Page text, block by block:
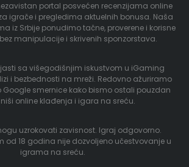
portal posvećen recenzijama online
igrače i pregledima aktuelnih bonusa. Naša
iz Srbije ponudimo tačne, proverene i korisne
manipulacije i skrivenih sponzorstava.
sa višegodišnjim iskustvom u iGaming
i bezbednosti na mreži. Redovno ažuriramo
smernice kako bismo ostali pouzdan
niši online klađenja i igara na sreću.
uzrokovati zavisnost. Igraj odgovorno.
od 18 godina nije dozvoljeno učestvovanje u
igrama na sreću.